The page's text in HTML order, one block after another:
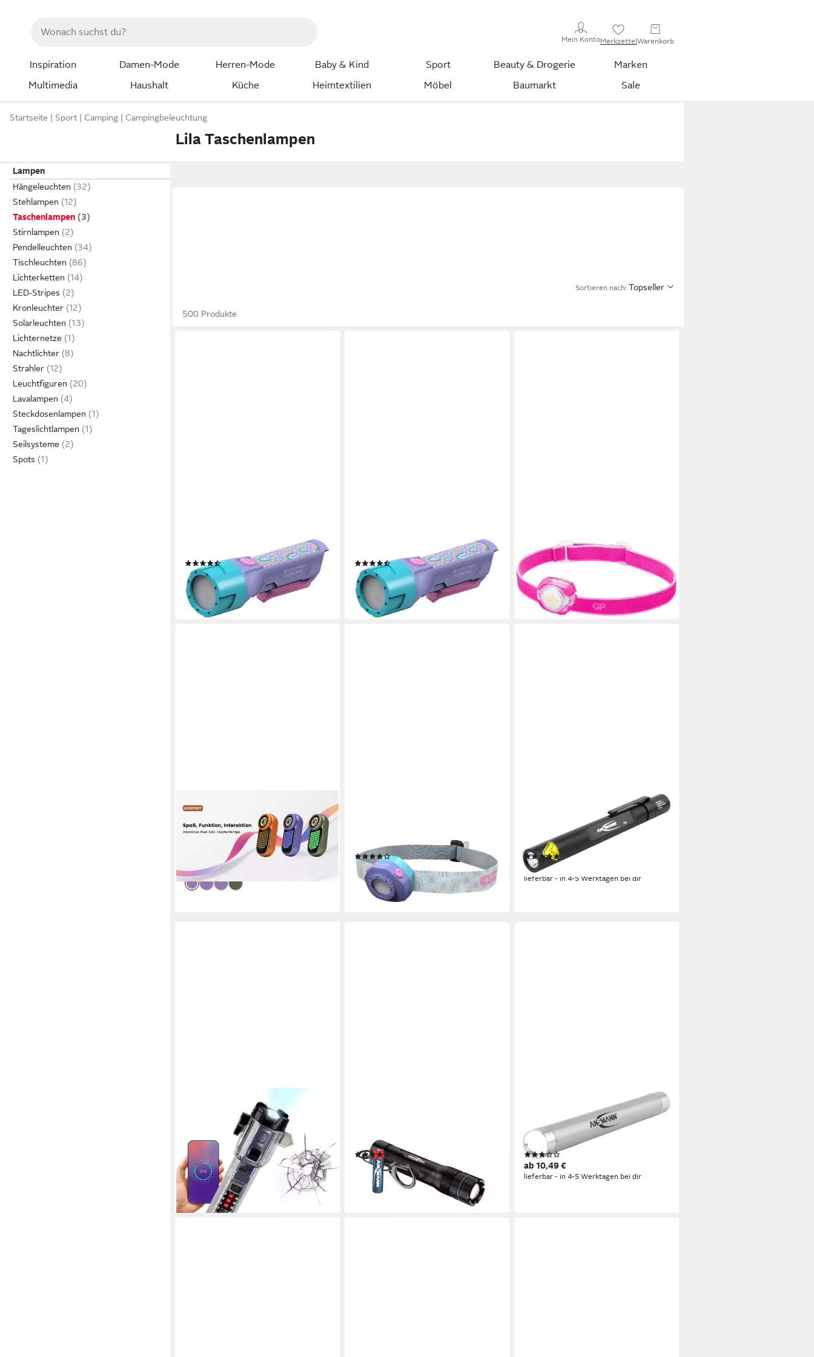
Mein KontoMerkzettelWarenkorb
Inspiration Damen-Mode Herren-Mode Baby & Kind Sport Beauty & Drogerie
Marken
Multimedia
Haushalt Küche Heimtextilien Möbel Baumarkt Sale
Startseite Sport Camping Campingbeleuchtung
Lila Taschenlampen
Lampen
Hängeleuchten
Stehlampen
Taschenlampen
Stirnlampen
Pendelleuchten
Tischleuchten
Lichterketten
LED-Stripes
Kronleuchter
Solarleuchten
Lichternetze
Nachtlichter
Strahler
Leuchtfiguren
Lavalampen
Steckdosenlampen
Tageslichtlampen
Seilsysteme
Spots
Sortieren nach: Topseller
500 Produkte
(6)
19,90 €
lieferbar - in 2-3 Werktagen bei dir
(6)
19,90 €
lieferbar - in 2-3 Werktagen bei dir
Lithium Knopfzellen Lila
20,75 €
lieferbar - in 2-3 Werktagen bei dir
LOOP GEAR
Taschenlampe LoopDot – Die erste
Taschenlampe mit Pixel-Display und
Spielspaß (1-St)
lieferbar - in 2-3 Werktagen bei dir
Blinkfunktion, wiederaufladbar, Clip
(1)
19,90 €
lieferbar - in 2-3 Werktagen bei dir
LED Taschenlampe LED Stiftleuchte
– Mini Taschenlampe, Penlight inkl.
2AAA Batterien
(2)
ab 23,99 €
lieferbar - in 4-5 Werktagen bei dir
SHOP'N SMILE IDEOON
Taschenlampe Leistungsstarke Akku-
Taschenlampe mit Notfallhammer (2-
St), Gurtschneider & Powerbank, für
Auto, Camping & Notfälle
21,99 € UVP59,90 €
-63%
lieferbar - in 2-3 Werktagen bei dir
Lampe
(1)
ab 9,99 €
lieferbar - in 4-5 Werktagen bei dir
LED Taschenlampe X15 LED - Kleine
LED-Stiftleuchte im praktischen
Kugelschreiberformat
ab 10,49 €
lieferbar - in 4-5 Werktagen bei dir